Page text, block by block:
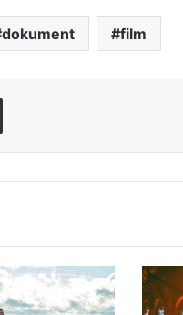
dokument film